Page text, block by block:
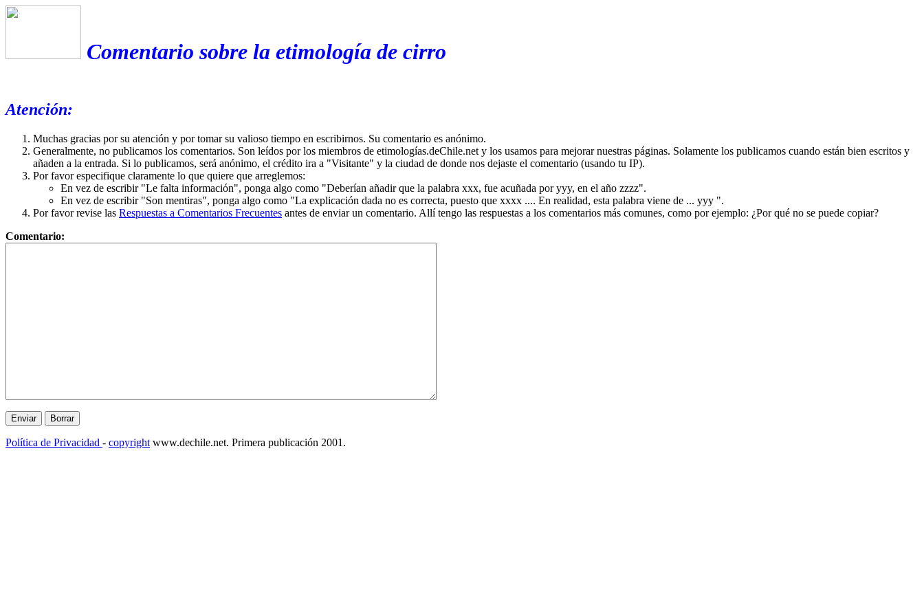
Comentario sobre la etimología de cirro
Atención:
Muchas gracias por su atención y por tomar su valioso tiempo en escribirnos. Su comentario es anónimo.
Generalmente, no publicamos los comentarios. Son leídos por los miembros de etimologías.deChile.net y los usamos para mejorar nuestras páginas. Solamente los publicamos cuando están bien escritos y
añaden a la entrada. Si lo publicamos, será anónimo, el crédito ira a "Visitante" y la ciudad de donde nos dejaste el comentario (usando tu IP).
Por favor especifique claramente lo que quiere que arreglemos:
En vez de escribir "Le falta información", ponga algo como "Deberían añadir que la palabra xxx, fue acuñada por yyy, en el año zzzz".
En vez de escribir "Son mentiras", ponga algo como "La explicación dada no es correcta, puesto que xxxx .... En realidad, esta palabra viene de ... yyy ".
Por favor revise las Respuestas a Comentarios Frecuentes antes de enviar un comentario. Allí tengo las respuestas a los comentarios más comunes, como por ejemplo: ¿Por qué no se puede copiar?
Comentario:
Política de Privacidad - copyright www.dechile.net. Primera publicación 2001.